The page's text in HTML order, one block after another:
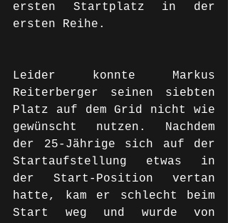
ersten Startplatz in der
ersten Reihe.
Leider konnte Markus
Reiterberger seinen siebten
Platz auf dem Grid nicht wie
gewünscht nutzen. Nachdem
der 25-Jährige sich auf der
Startaufstellung etwas in
der Start-Position vertan
hatte, kam er schlecht beim
Start weg und wurde von